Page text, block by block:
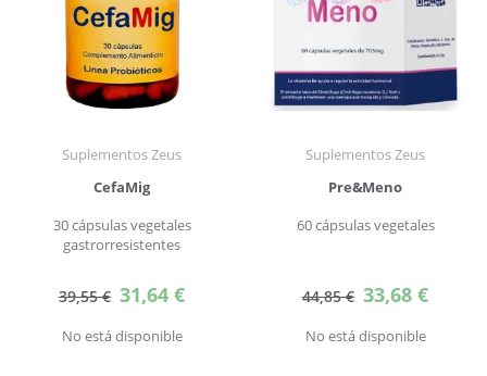
Suplementos Zeus
CefaMig
30 cápsulas vegetales
gastrorresistentes
39,55 € Precio
especial
31,64 €
No está disponible
Suplementos Zeus
Pre&Meno
60 cápsulas vegetales
44,85 € Precio
especial
33,68 €
No está disponible